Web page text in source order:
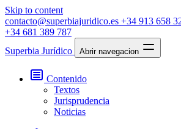
Skip to content
contacto@superbiajuridico.es +34 913 658
+34 681 389 787
Superbia Jurídico
Abrir navegacion
Contenido
Textos
Jurisprudencia
Noticias